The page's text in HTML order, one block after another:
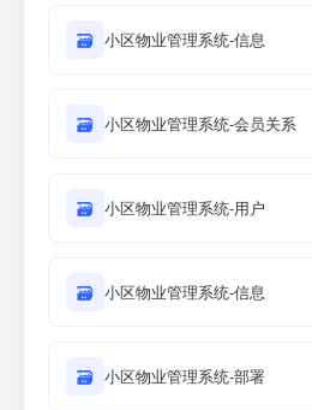
🗃 小区物业管理系统-信息
🗃 小区物业管理系统-会员关系
🗃 小区物业管理系统-用户
🗃 小区物业管理系统-信息
🗃 小区物业管理系统-部署